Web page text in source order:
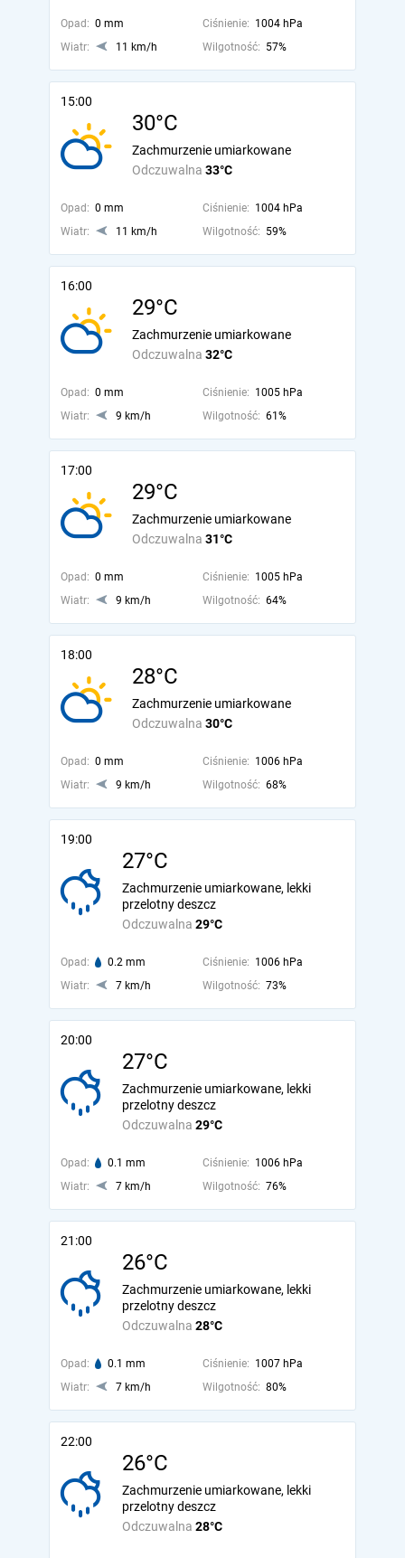
Opad: 0 mm Ciśnienie: 1004 hPa
Wiatr:
11 km/h Wilgotność: 57%
15:00
30°C
Odczuwalna 33°C
Zachmurzenie umiarkowane
Opad: 0 mm Ciśnienie: 1004 hPa
Wiatr:
11 km/h Wilgotność: 59%
16:00
29°C
Odczuwalna 32°C
Zachmurzenie umiarkowane
Opad: 0 mm Ciśnienie: 1005 hPa
Wiatr:
9 km/h Wilgotność: 61%
17:00
29°C
Odczuwalna 31°C
Zachmurzenie umiarkowane
Opad: 0 mm Ciśnienie: 1005 hPa
Wiatr:
9 km/h Wilgotność: 64%
18:00
28°C
Odczuwalna 30°C
Zachmurzenie umiarkowane
Opad: 0 mm Ciśnienie: 1006 hPa
Wiatr:
9 km/h Wilgotność: 68%
19:00
27°C
Odczuwalna 29°C
Zachmurzenie umiarkowane, lekki
przelotny deszcz
Opad: 0.2 mm Ciśnienie: 1006 hPa
Wiatr:
7 km/h Wilgotność: 73%
20:00
27°C
Odczuwalna 29°C
Zachmurzenie umiarkowane, lekki
przelotny deszcz
Opad: 0.1 mm Ciśnienie: 1006 hPa
Wiatr:
7 km/h Wilgotność: 76%
21:00
26°C
Odczuwalna 28°C
Zachmurzenie umiarkowane, lekki
przelotny deszcz
Opad: 0.1 mm Ciśnienie: 1007 hPa
Wiatr:
7 km/h Wilgotność: 80%
22:00
26°C
Odczuwalna 28°C
Zachmurzenie umiarkowane, lekki
przelotny deszcz